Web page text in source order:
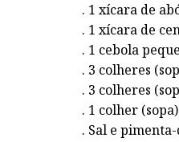
. 1 xícara de
. 1 xícara de
. 1 cebola
. 3 colheres
. 3 colheres
. 1 colher
. Sal e